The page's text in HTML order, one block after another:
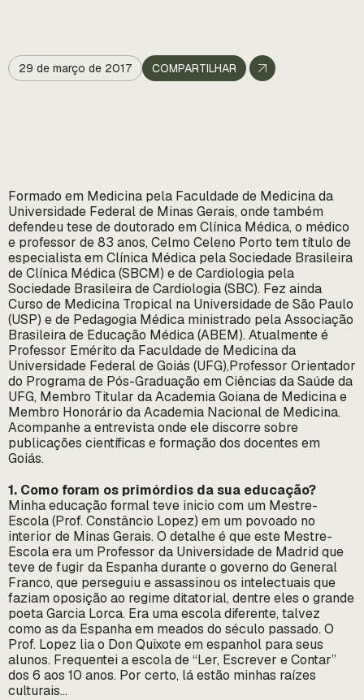
29 de março de 2017 COMPARTILHAR
Formado em Medicina pela Faculdade de Medicina da
Universidade Federal de Minas Gerais, onde também
defendeu tese de doutorado em Clínica Médica, o médico
e professor de 83 anos, Celmo Celeno Porto tem título de
especialista em Clínica Médica pela Sociedade Brasileira
de Clínica Médica (SBCM) e de Cardiologia pela
Sociedade Brasileira de Cardiologia (SBC). Fez ainda
Curso de Medicina Tropical na Universidade de São Paulo
(USP) e de Pedagogia Médica ministrado pela Associação
Brasileira de Educação Médica (ABEM). Atualmente é
Professor Emérito da Faculdade de Medicina da
Universidade Federal de Goiás (UFG),Professor Orientador
do Programa de Pós-Graduação em Ciências da Saúde da
UFG, Membro Titular da Academia Goiana de Medicina e
Membro Honorário da Academia Nacional de Medicina.
Acompanhe a entrevista onde ele discorre sobre
publicações científicas e formação dos docentes em
Goiás.
1. Como foram os primórdios da sua educação?
Minha educação formal teve inicio com um Mestre-
Escola (Prof. Constâncio Lopez) em um povoado no
interior de Minas Gerais. O detalhe é que este Mestre-
Escola era um Professor da Universidade de Madrid que
teve de fugir da Espanha durante o governo do General
Franco, que perseguiu e assassinou os intelectuais que
faziam oposição ao regime ditatorial, dentre eles o grande
poeta Garcia Lorca. Era uma escola diferente, talvez
como as da Espanha em meados do século passado. O
Prof. Lopez lia o Don Quixote em espanhol para seus
alunos. Frequentei a escola de “Ler, Escrever e Contar”
dos 6 aos 10 anos. Por certo, lá estão minhas raízes
culturais…